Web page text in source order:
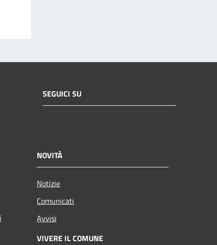
SEGUICI SU
NOVITÀ
Notizie
Comunicati
Avvisi
VIVERE IL COMUNE